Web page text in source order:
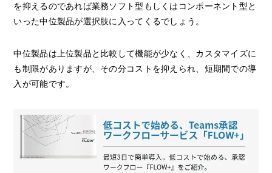
を抑えるのであれば業務ソフト型もしくはコンポーネント型と
いった中位製品が選択肢に入ってくるでしょう。
中位製品は上位製品と比較して機能が少なく、カスタマイズに
も制限がありますが、その分コストを抑えられ、短期間での導
入が可能です。